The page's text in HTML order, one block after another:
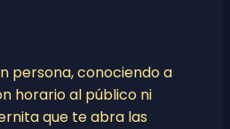
persona, conociendo a
horario al público ni
que te abra las